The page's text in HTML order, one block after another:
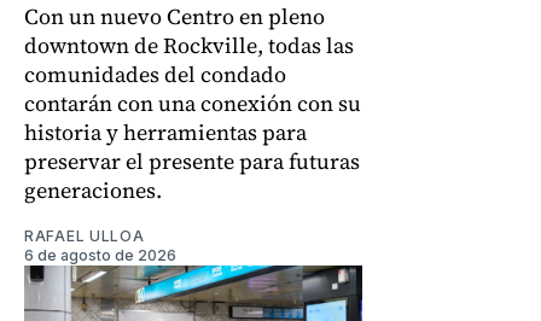
Con un nuevo Centro en pleno
downtown de Rockville, todas las
comunidades del condado
contarán con una conexión con su
historia y herramientas para
preservar el presente para futuras
generaciones.
RAFAEL ULLOA
6 de agosto de 2026